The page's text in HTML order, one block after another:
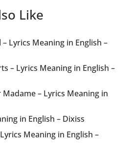
Like
Lyrics Meaning in English –
– Lyrics Meaning in English –
Madame – Lyrics Meaning in
in English – Dixiss
Meaning in English –